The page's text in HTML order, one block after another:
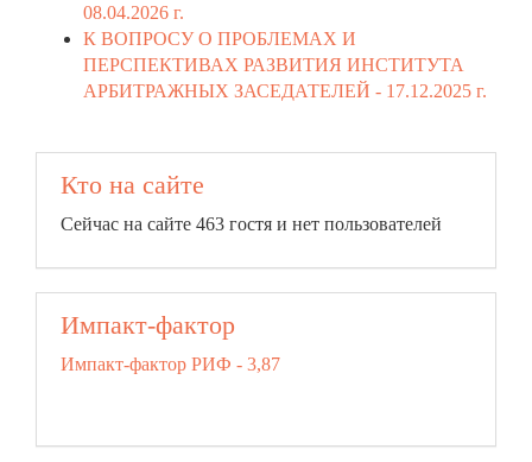
08.04.2026 г.
К ВОПРОСУ О ПРОБЛЕМАХ И
ПЕРСПЕКТИВАХ РАЗВИТИЯ ИНСТИТУТА
АРБИТРАЖНЫХ ЗАСЕДАТЕЛЕЙ - 17.12.2025 г.
Кто на сайте
Сейчас на сайте 463 гостя и нет пользователей
Импакт-фактор
Импакт-фактор РИФ - 3,87